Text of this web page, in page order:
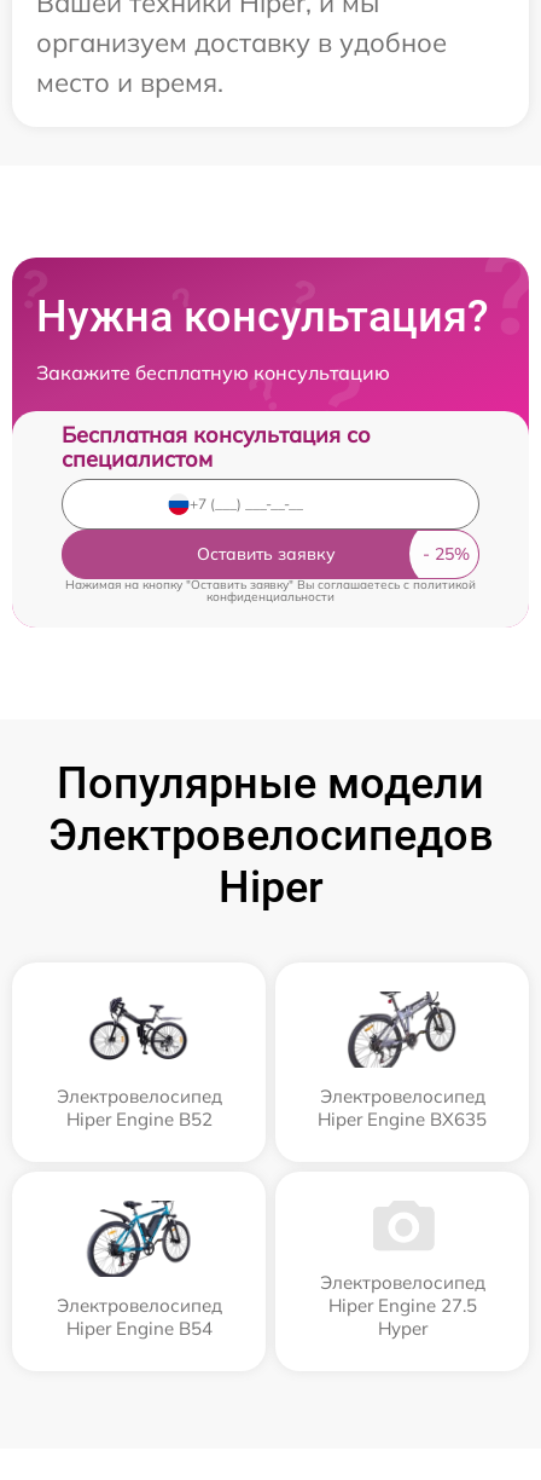
организуем доставку в удобное
место и время.
Нужна консультация?
Закажите бесплатную консультацию
Бесплатная консультация со
специалистом
Оставить заявку
Нажимая на кнопку "Оставить заявку" Вы соглашаетесь cполитикой
конфиденциальности
Популярные модели
Электровелосипедов
Hiper
Электровелосипед
Hiper Engine B52
Электровелосипед
Hiper Engine BX635
Электровелосипед
Hiper Engine B54
Электровелосипед
Hiper Engine 27.5
Нyper